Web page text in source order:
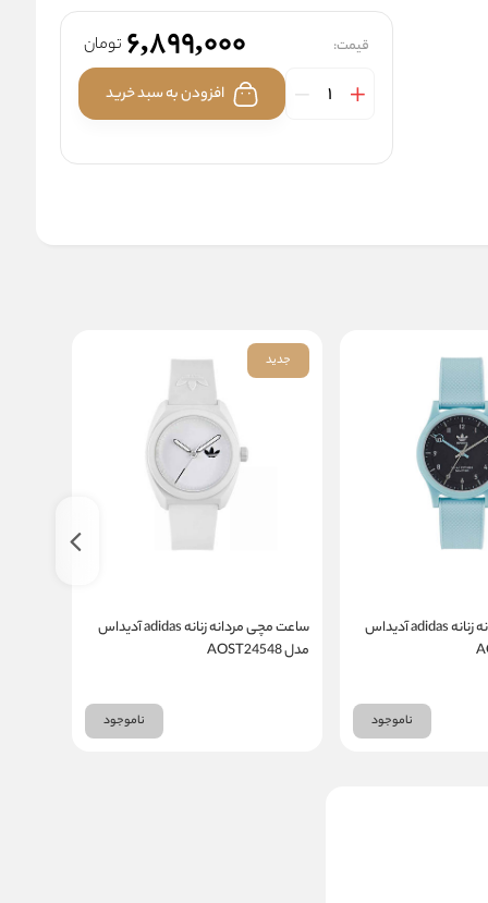
قیمت: 6,899,000 تومان
افزودن به سبد خرید
ساعت مچی مردانه زنانه adidas آدیداس
ناموجود
جدید
ساعت مچی مردانه زنانه adidas آدیداس
مدل AOST24548
ناموجود